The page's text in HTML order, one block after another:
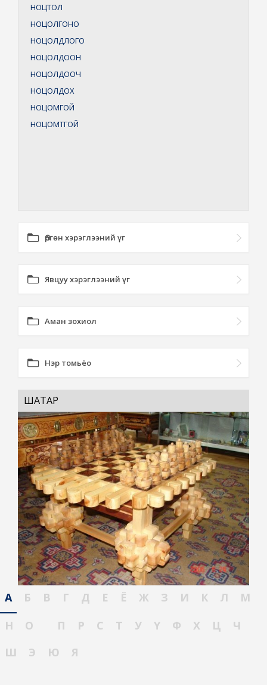
НОЦТОЛ
НОЦОЛГОНО
НОЦОЛДЛОГО
НОЦОЛДООН
НОЦОЛДООЧ
НОЦОЛДОХ
НОЦОМГОЙ
НОЦОМТГОЙ
Өргөн хэрэглээний үг
Явцуу хэрэглээний үг
Аман зохиол
Нэр томьёо
ШАТАР
А Б В Г Д Е Ё Ж З И К Л
М
Н
О П Р С Т У Ү Ф Х Ц
Ч
Ш
Э Ю Я